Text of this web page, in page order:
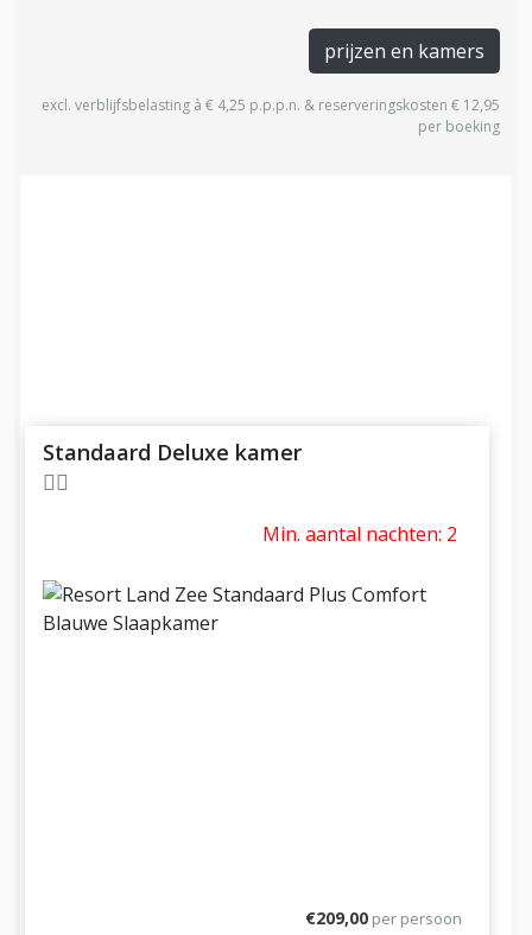
prijzen en kamers
excl. verblijfsbelasting à € 4,25 p.p.p.n. & reserveringskosten € 12,95
per boeking
Standaard Deluxe kamer
Min. aantal nachten: 2
€209,00 per persoon